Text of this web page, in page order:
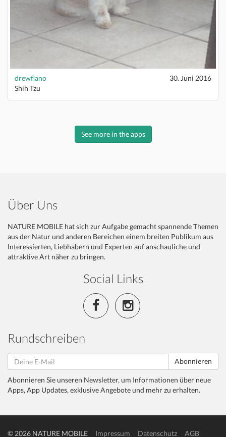
drewflano
30. Juni 2016
Shih Tzu
See more in the apps
Über Uns
NATURE MOBILE hat sich zur Aufgabe gemacht spannende Themen
aus der Natur und anderen Bereichen einem breiten Publikum aus
Interessierten, Liebhabern und Experten auf anschauliche und
attraktive Art näher zu bringen.
Social Links
Rundschreiben
Abonnieren
Abonnieren Sie unseren Newsletter, um Informationen über neue
Apps, App Updates, exklusive Angebote und mehr zu erhalten.
© 2026 NATURE MOBILE Impressum Datenschutz AGB